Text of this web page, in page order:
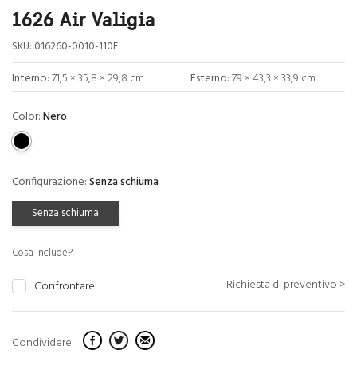
1626 Air Valigia
SKU: 016260-0010-110E
Interno:71,5 × 35,8 × 29,8 cm Esterno:79 × 43,3 × 33,9 cm
Color:Nero
Configurazione:Senza schiuma
Senza schiuma
Cosa include?
Confrontare Richiesta di preventivo >
Condividere